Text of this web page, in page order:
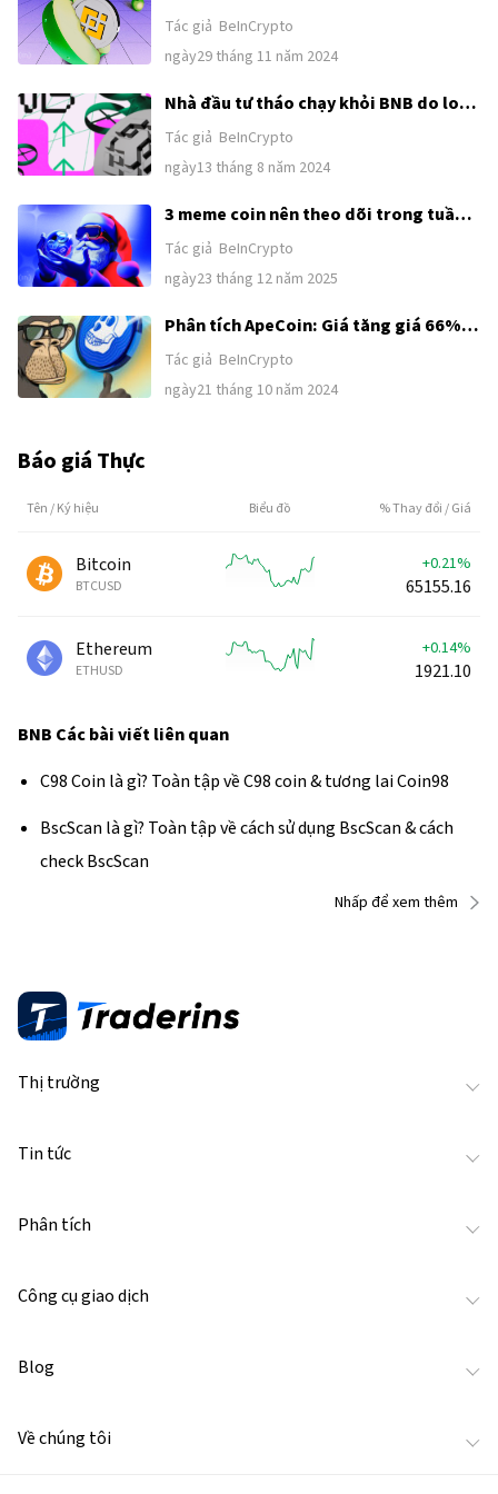
đạt ATH mới và đây là những gì có thể
xảy ra
Tác giả BeInCrypto
ngày29 tháng 11 năm 2024
Nhà đầu tư tháo chạy khỏi BNB do lo
ngại suy giảm kéo dài
Tác giả BeInCrypto
ngày13 tháng 8 năm 2024
3 meme coin nên theo dõi trong tuần
lễ Giáng sinh 2025
Tác giả BeInCrypto
ngày23 tháng 12 năm 2025
Phân tích ApeCoin: Giá tăng giá 66%,
APE trở lại Top 100
Tác giả BeInCrypto
ngày21 tháng 10 năm 2024
Báo giá Thực
Tên / Ký hiệu Biểu đồ % Thay đổi / Giá
Bitcoin
BTCUSD
+0.21%
65155.16
Ethereum
ETHUSD
+0.14%
1921.12
BNB Các bài viết liên quan
C98 Coin là gì? Toàn tập về C98 coin & tương lai Coin98
BscScan là gì? Toàn tập về cách sử dụng BscScan & cách
check BscScan
Nhấp để xem thêm
Thị trường
Tin tức
Phân tích
Công cụ giao dịch
Blog
Về chúng tôi